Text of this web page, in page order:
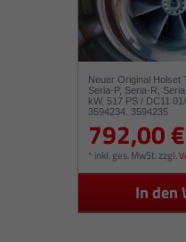
Neuer Original Holset
Seria-P, Seria-R,
kW, 517 PS / DC11
3594234, 3594235
792,00
* inkl. ges. MwSt.zzgl.
In den